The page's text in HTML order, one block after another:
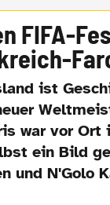
FIFA-
ist
war vor Ort
ein Bild
und N'Golo